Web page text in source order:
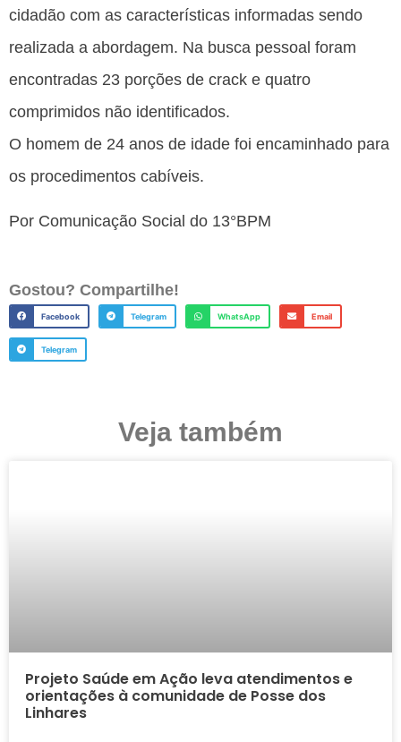
cidadão com as características informadas sendo
realizada a abordagem. Na busca pessoal foram
encontradas 23 porções de crack e quatro
comprimidos não identificados.
O homem de 24 anos de idade foi encaminhado para
os procedimentos cabíveis.
Por Comunicação Social do 13°BPM
Gostou? Compartilhe!
Facebook Telegram WhatsApp Email
Telegram
Veja também
Projeto Saúde em Ação leva atendimentos e
orientações à comunidade de Posse dos
Linhares